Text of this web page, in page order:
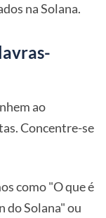
na Solana.
ao
Concentre-se
como "O que é
do Solana" ou